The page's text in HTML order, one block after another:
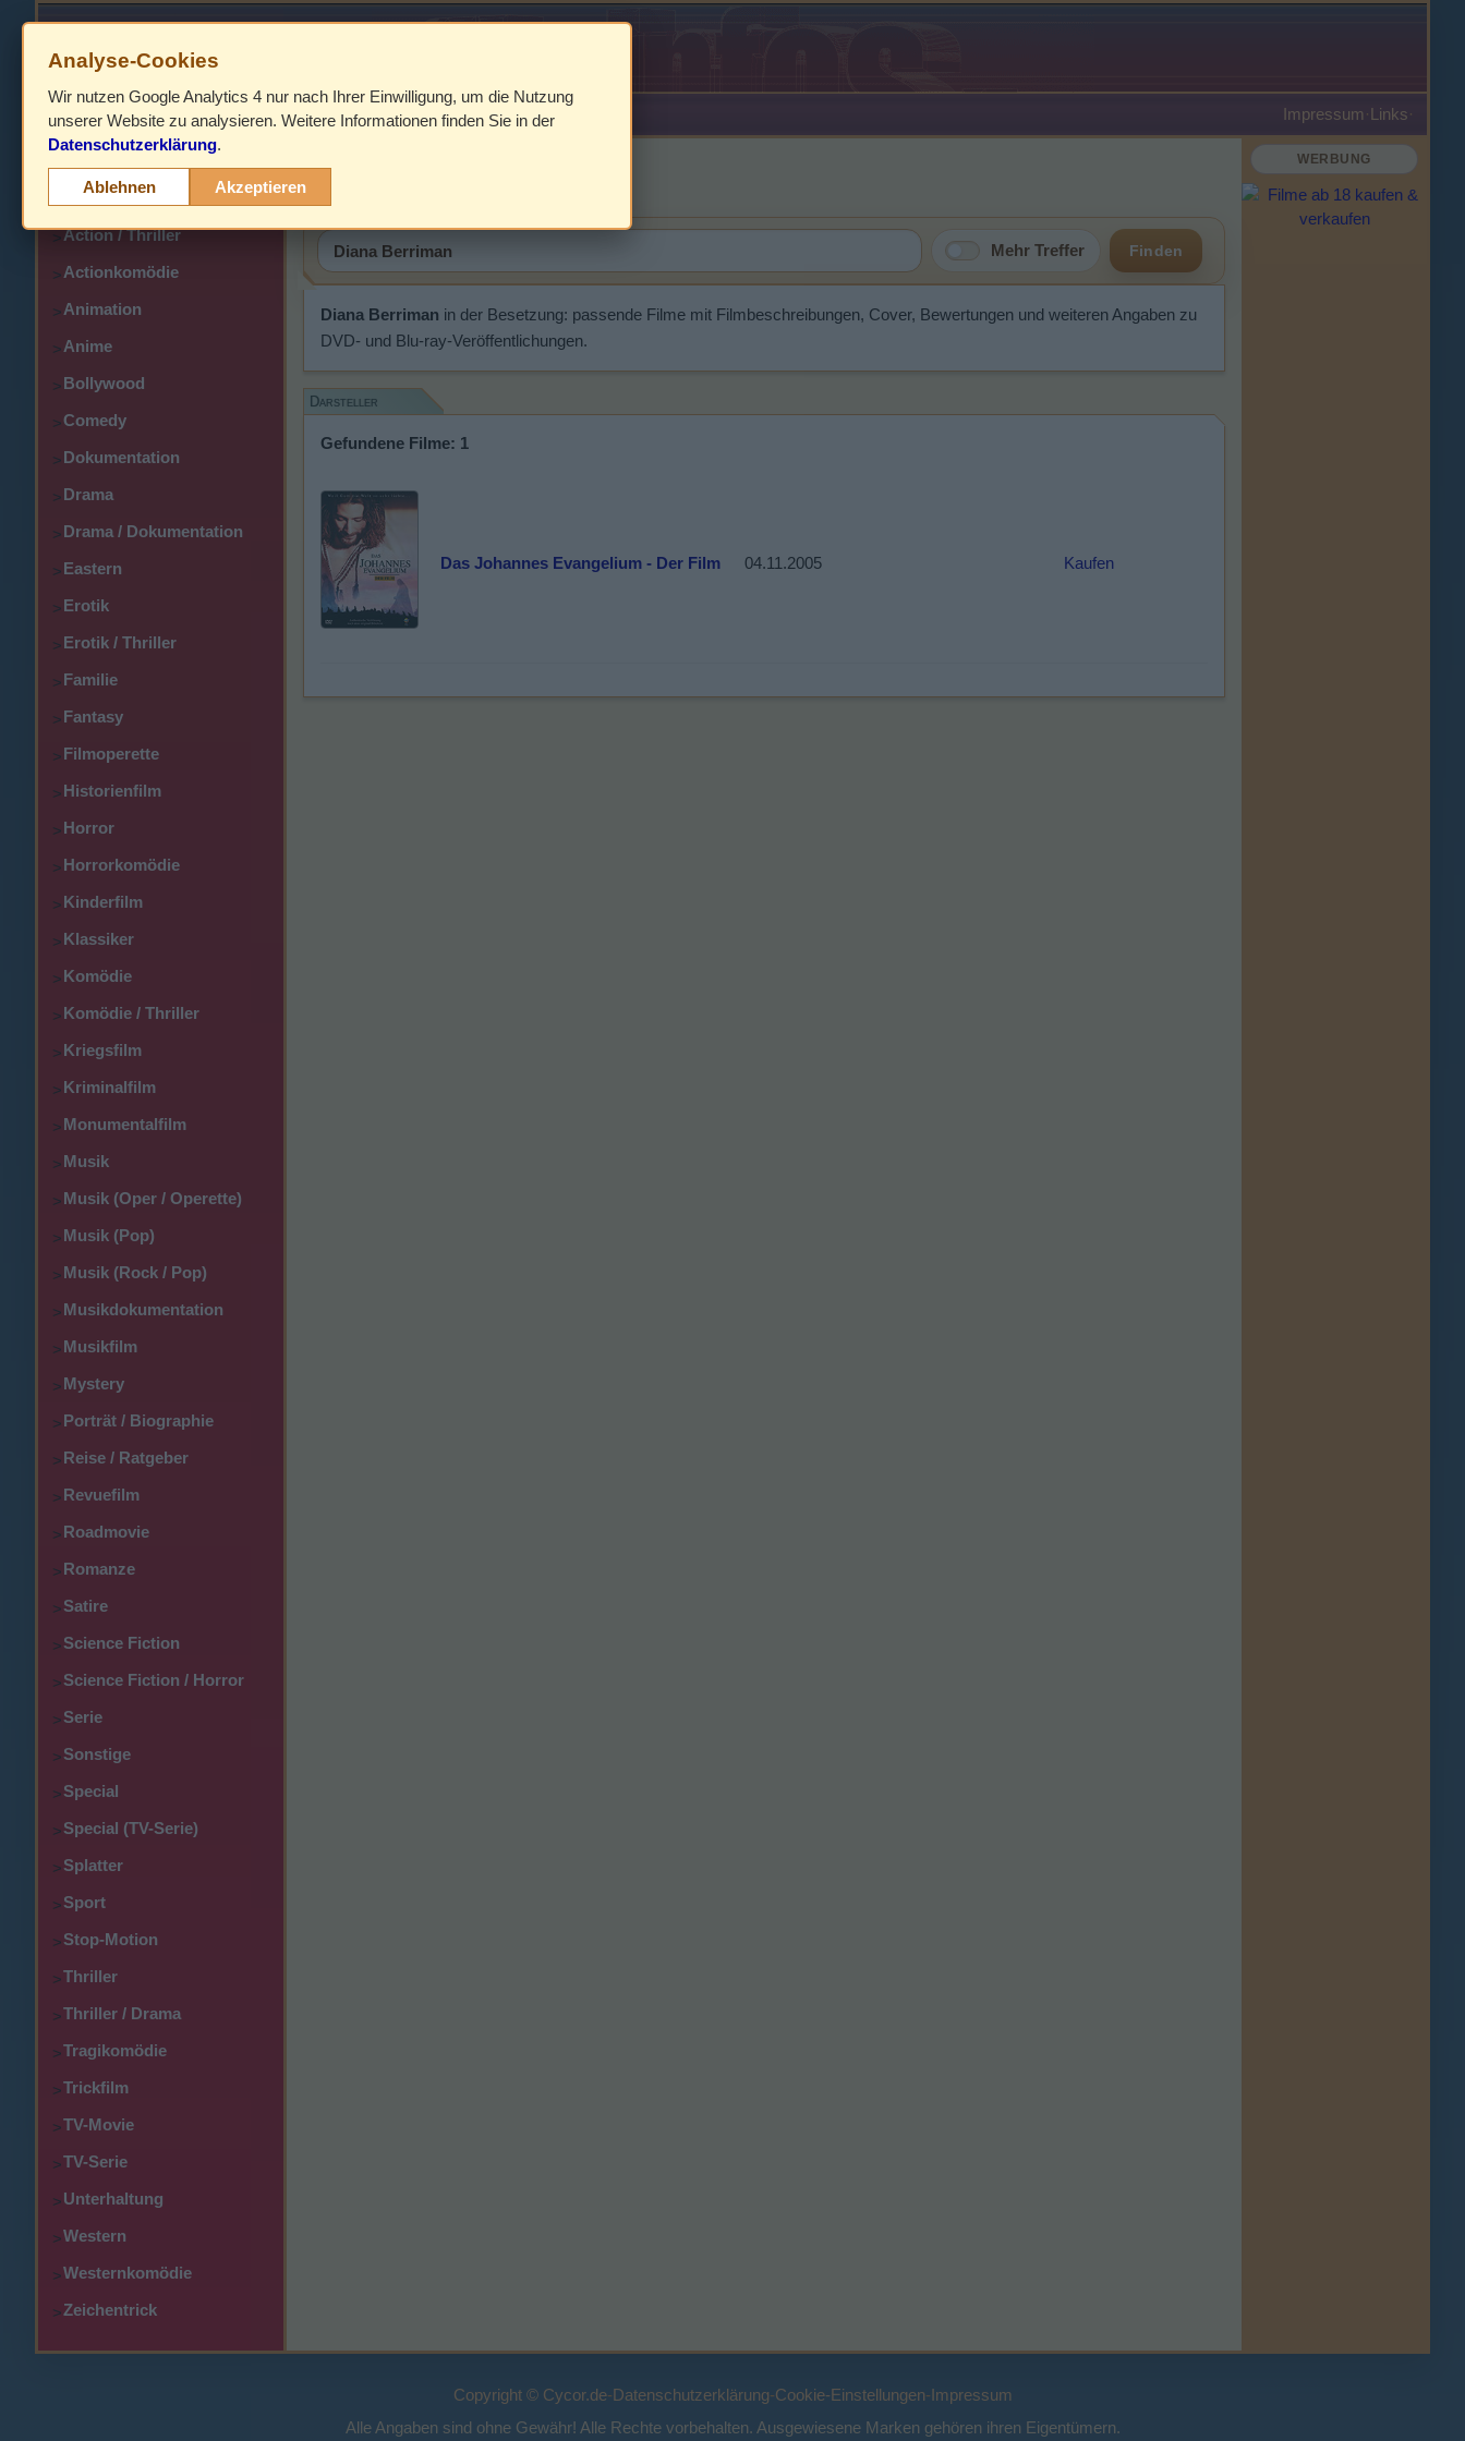
HOME Impressum ·Links·
>
> Action
>Action / Thriller
>Actionkomödie
>Animation
>Anime
>Bollywood
>Comedy
>Dokumentation
>Drama
>Drama / Dokumentation
>Eastern
>Erotik
>Erotik / Thriller
>Familie
>Fantasy
>Filmoperette
>Historienfilm
>Horror
>Horrorkomödie
>Kinderfilm
>Klassiker
>Komödie
>Komödie / Thriller
>Kriegsfilm
>Kriminalfilm
>Monumentalfilm
>Musik
>Musik (Oper / Operette)
>Musik (Pop)
>Musik (Rock / Pop)
>Musikdokumentation
>Musikfilm
>Mystery
>Porträt / Biographie
>Reise / Ratgeber
>Revuefilm
>Roadmovie
>Romanze
>Satire
>Science Fiction
>Science Fiction / Horror
>Serie
>Sonstige
>Special
>Special (TV-Serie)
>Splatter
>Sport
>Stop-Motion
>Thriller
>Thriller / Drama
>Tragikomödie
>Trickfilm
>TV-Movie
>TV-Serie
>Unterhaltung
>Western
>Westernkomödie
>Zeichentrick
Diana Berriman
Mehr Treffer Finden
Diana Berriman in der Besetzung: passende Filme mit Filmbeschreibungen, Cover, Bewertungen und weiteren Angaben zu
DVD- und Blu-ray-Veröffentlichungen.
Darsteller
Gefundene Filme: 1
Das Johannes Evangelium - Der Film 04.11.2005 Kaufen
WERBUNG
Copyright © Cycor.de-Datenschutzerklärung-Cookie-Einstellungen-Impressum
Alle Angaben sind ohne Gewähr! Alle Rechte vorbehalten. Ausgewiesene Marken gehören ihren Eigentümern.
Analyse-Cookies
Wir nutzen Google Analytics 4 nur nach Ihrer Einwilligung, um die Nutzung
unserer Website zu analysieren. Weitere Informationen finden Sie in der
Datenschutzerklärung.
Ablehnen Akzeptieren